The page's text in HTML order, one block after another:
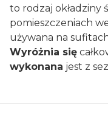
to rodzaj okładziny
pomieszczeniach
używana na
Wyróżnia się
wykonana jest z